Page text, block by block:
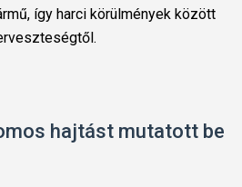
így harci körülmények között
hajtást mutatott be